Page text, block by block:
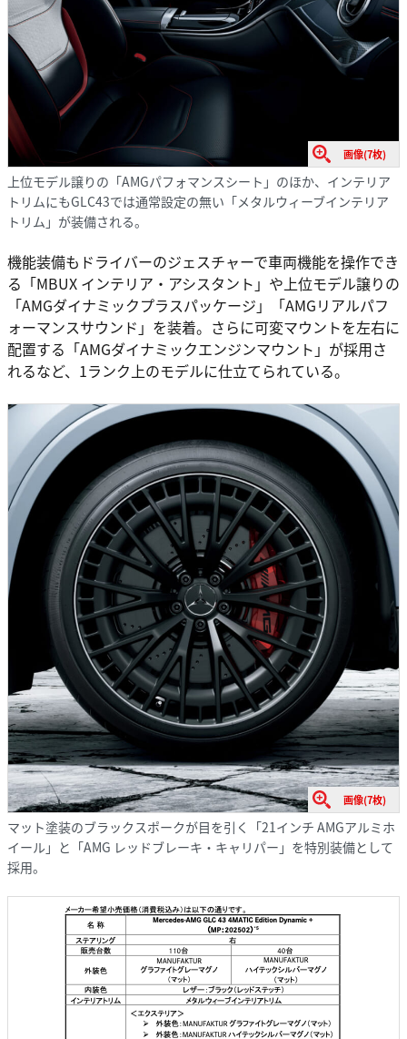
画像(7枚)
上位モデル譲りの「AMGパフォマンスシート」のほか、インテリア
トリムにもGLC43では通常設定の無い「メタルウィーブインテリア
トリム」が装備される。
機能装備もドライバーのジェスチャーで車両機能を操作でき
る「MBUX インテリア・アシスタント」や上位モデル譲りの
「AMGダイナミックプラスパッケージ」「AMGリアルパフ
ォーマンスサウンド」を装着。さらに可変マウントを左右に
配置する「AMGダイナミックエンジンマウント」が採用さ
れるなど、1ランク上のモデルに仕立てられている。
画像(7枚)
マット塗装のブラックスポークが目を引く「21インチ AMGアルミホ
イール」と「AMG レッドブレーキ・キャリパー」を特別装備として
採用。